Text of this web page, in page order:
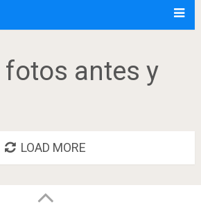
fotos antes y
LOAD MORE